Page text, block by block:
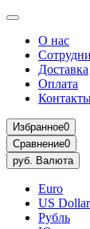
О нас
Доставка
Оплата
Избранное0
Сравнение0
руб. Валюта
Euro
US Dollar
Рубль